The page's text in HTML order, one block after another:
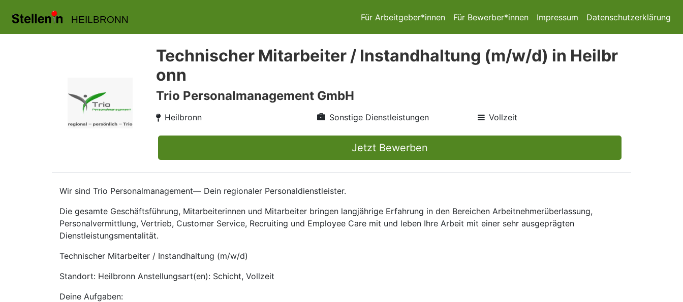
HEILBRONN Für Arbeitgeber*innen Für Bewerber*innen Impressum Datenschutzerklärung
Technischer Mitarbeiter / Instandhaltung (m/w/d) in Heilbr
onn
Trio Personalmanagement GmbH
Heilbronn Sonstige Dienstleistungen Vollzeit
Jetzt Bewerben
Wir sind Trio Personalmanagement— Dein regionaler Personaldienstleister.
Die gesamte Geschäftsführung, Mitarbeiterinnen und Mitarbeiter bringen langjährige Erfahrung in den Bereichen Arbeitnehmerüberlassung,
Personalvermittlung, Vertrieb, Customer Service, Recruiting und Employee Care mit und leben Ihre Arbeit mit einer sehr ausgeprägten
Dienstleistungsmentalität.
Technischer Mitarbeiter / Instandhaltung (m/w/d)
Standort: Heilbronn Anstellungsart(en): Schicht, Vollzeit
Deine Aufgaben: